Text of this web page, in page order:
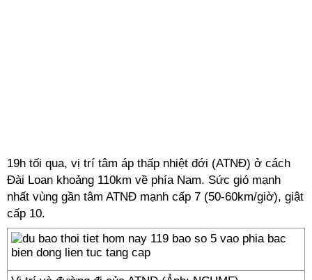
19h tối qua, vị trí tâm áp thấp nhiệt đới (ATNĐ) ở cách
Đài Loan khoảng 110km về phía Nam. Sức gió mạnh
nhất vùng gần tâm ATNĐ mạnh cấp 7 (50-60km/giờ), giật
cấp 10.